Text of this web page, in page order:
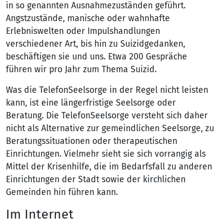
in so genannten Ausnahmezuständen geführt.
Angstzustände, manische oder wahnhafte
Erlebniswelten oder Impulshandlungen
verschiedener Art, bis hin zu Suizidgedanken,
beschäftigen sie und uns. Etwa 200 Gespräche
führen wir pro Jahr zum Thema Suizid.
Was die TelefonSeelsorge in der Regel nicht leisten
kann, ist eine längerfristige Seelsorge oder
Beratung. Die TelefonSeelsorge versteht sich daher
nicht als Alternative zur gemeindlichen Seelsorge, zu
Beratungssituationen oder therapeutischen
Einrichtungen. Vielmehr sieht sie sich vorrangig als
Mittel der Krisenhilfe, die im Bedarfsfall zu anderen
Einrichtungen der Stadt sowie der kirchlichen
Gemeinden hin führen kann.
Im Internet